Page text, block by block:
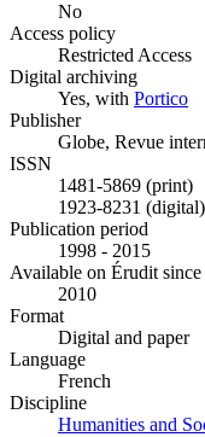
No
Access policy
Restricted Access
Digital archiving
Yes, with Portico
Publisher
Globe, Revue
ISSN
1481-5869 (print)
1923-8231 (digital)
Publication period
1998 - 2015
Available on Érudit since
2010
Format
Digital and paper
Language
French
Discipline
Humanities and